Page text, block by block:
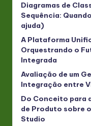
Diagramas de
Sequência:
ajuda)
A Plataforma
Orquestrando o
Integrada
Avaliação de um
Integração entre
Do Conceito para
de Produto sobre
Studio